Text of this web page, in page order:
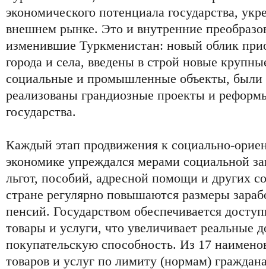
экономического потенциала государства,
внешнем рынке. Это и внутренние
изменившие Туркменистан: новый облик
города и села, введены в строй новые
социальные и промышленные объекты, были
реализованы грандиозные проекты и
государства.
Каждый этап продвижения к социально-
экономике упреждался мерами социальной
льгот, пособий, адресной помощи и других
стране регулярно повышаются размеры
пенсий. Государством обеспечивается
товары и услуги, что увеличивает реальные
покупательскую способность. Из 17
товаров и услуг по лимиту (нормам)